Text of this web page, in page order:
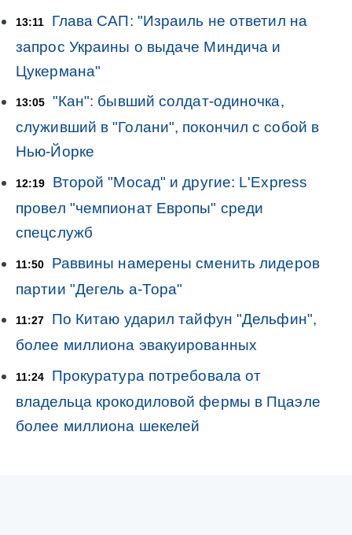
13:11
Глава САП: "Израиль не ответил на
запрос Украины о выдаче Миндича и
Цукермана"
13:05
"Кан": бывший солдат-одиночка,
служивший в "Голани", покончил с собой в
Нью-Йорке
12:19
Второй "Мосад" и другие: L'Express
провел "чемпионат Европы" среди
спецслужб
11:50
Раввины намерены сменить лидеров
партии "Дегель а-Тора"
11:27
По Китаю ударил тайфун "Дельфин",
более миллиона эвакуированных
11:24
Прокуратура потребовала от
владельца крокодиловой фермы в Пцаэле
более миллиона шекелей